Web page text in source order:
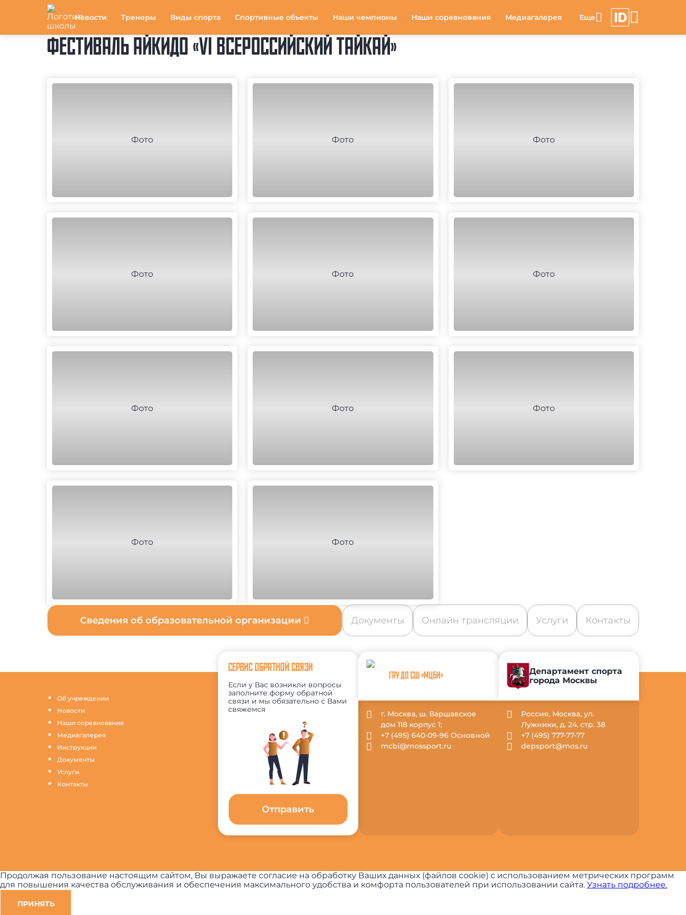
Новости Тренеры Виды спорта Спортивные объекты Наши чемпионы Наши соревнования Медиагалерея
ФЕСТИВАЛЬ АЙКИДО «VI ВСЕРОССИЙСКИЙ ТАЙКАЙ»
Сведения об образовательной организации Документы Онлайн трансляции Услуги Контакты
Об учреждении
Новости
Наши соревнования
Медиагалерея
Инструкции
Документы
Услуги
Контакты
СЕРВИС ОБРАТНОЙ СВЯЗИ
Если у Вас возникли вопросы
заполните форму обратной
связи и мы обязательно с Вами
свяжемся
Отправить
ГАУ ДО СШ «МЦБИ»
г. Москва, ш. Варшавское
дом 118 корпус 1;
+7 (495) 640-09-96 Основной
mcbi@mossport.ru
Департамент спорта
города Москвы
Россия, Москва, ул.
Лужники, д. 24, стр. 38
+7 (495) 777-77-77
depsport@mos.ru
Продолжая пользование настоящим сайтом, Вы выражаете согласие на обработку Ваших данных (файлов cookie) с использованием метрических программ
для повышения качества обслуживания и обеспечения максимального удобства и комфорта пользователей при использовании сайта. Узнать подробнее.
ПРИНЯТЬ